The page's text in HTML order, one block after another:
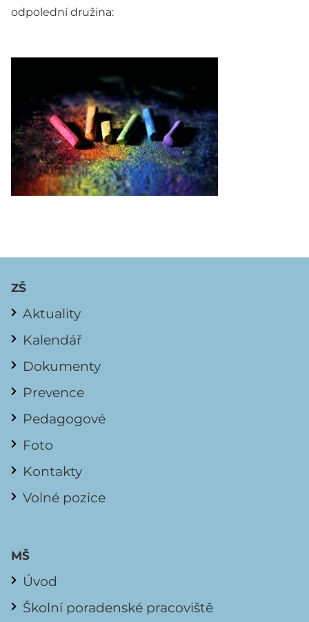
odpolední družina:
ZŠ
Aktuality
Kalendář
Dokumenty
Prevence
Pedagogové
Foto
Kontakty
Volné pozice
MŠ
Úvod
Školní poradenské pracoviště